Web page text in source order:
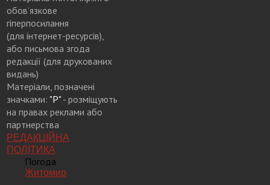
обов’язкове
гіперпосилання
(для інтернет-ресурсів),
або письмова згода
редакції (для друкованих
видань)
Матеріали, позначені
значками: "Р"- розміщують
на правах реклами або
партнерства
РЕДАКЦІЙНА
ПОЛІТИКА
Погода
Житомир